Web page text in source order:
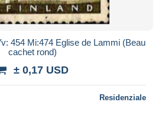
454 Mi:474 Eglise de Lammi (Beau
cachet rond)
± 0,17 USD
Residenziale